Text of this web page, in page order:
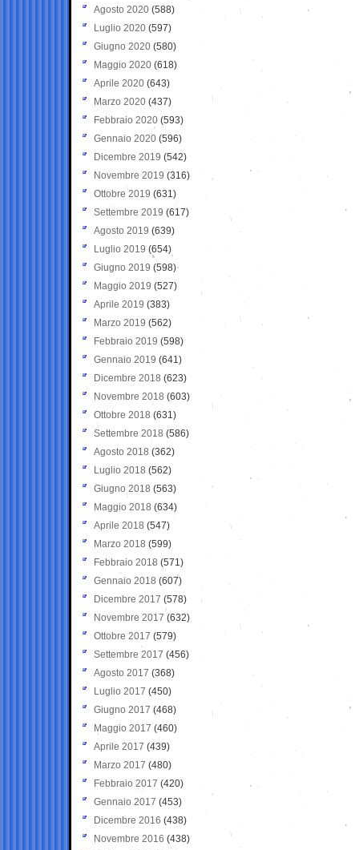
Agosto 2020 (588)
Luglio 2020 (597)
Giugno 2020 (580)
Maggio 2020 (618)
Aprile 2020 (643)
Marzo 2020 (437)
Febbraio 2020 (593)
Gennaio 2020 (596)
Dicembre 2019 (542)
Novembre 2019 (316)
Ottobre 2019 (631)
Settembre 2019 (617)
Agosto 2019 (639)
Luglio 2019 (654)
Giugno 2019 (598)
Maggio 2019 (527)
Aprile 2019 (383)
Marzo 2019 (562)
Febbraio 2019 (598)
Gennaio 2019 (641)
Dicembre 2018 (623)
Novembre 2018 (603)
Ottobre 2018 (631)
Settembre 2018 (586)
Agosto 2018 (362)
Luglio 2018 (562)
Giugno 2018 (563)
Maggio 2018 (634)
Aprile 2018 (547)
Marzo 2018 (599)
Febbraio 2018 (571)
Gennaio 2018 (607)
Dicembre 2017 (578)
Novembre 2017 (632)
Ottobre 2017 (579)
Settembre 2017 (456)
Agosto 2017 (368)
Luglio 2017 (450)
Giugno 2017 (468)
Maggio 2017 (460)
Aprile 2017 (439)
Marzo 2017 (480)
Febbraio 2017 (420)
Gennaio 2017 (453)
Dicembre 2016 (438)
Novembre 2016 (438)